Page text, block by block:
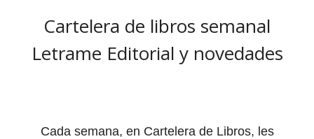
Cartelera de libros semanal
Letrame Editorial y novedades
Cada semana, en Cartelera de Libros, les